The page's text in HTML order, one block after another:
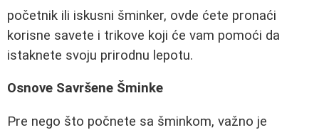
početnik ili iskusni šminker, ovde ćete pronaći
korisne savete i trikove koji će vam pomoći da
istaknete svoju prirodnu lepotu.
Osnove Savršene Šminke
Pre nego što počnete sa šminkom, važno je